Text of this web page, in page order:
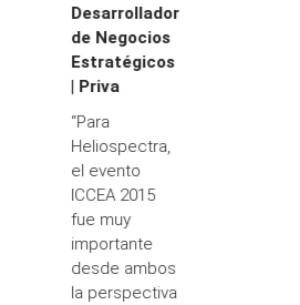
Desarrollador
de Negocios
Estratégicos
| Priva
“Para
Heliospectra,
el evento
ICCEA 2015
fue muy
importante
desde ambos
la perspectiva